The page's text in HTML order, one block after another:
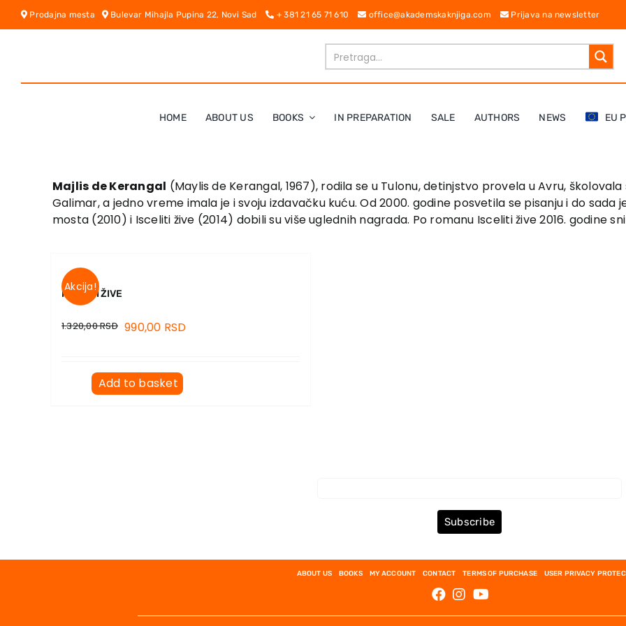
Skip
Prodajna mesta Bulevar Mihajla Pupina 22, Novi Sad + 381 21 65 71 610 office@akademskaknjiga.com Prijava na newsletter
HOME ABOUT US BOOKS IN PREPARATION SALE AUTHORS NEWS EU
Majlis de Kerangal (Maylis de Kerangal, 1967), rodila se u Tulonu, detinjstvo provela u Avru, školovala
Galimar, a jedno vreme imala je i svoju izdavačku kuću. Od 2000. godine posvetila se pisanju i do sada
mosta (2010) i Isceliti žive (2014) dobili su više uglednih nagrada. Po romanu Isceliti žive 2016. godine
Akcija!
ISCELITI ŽIVE
1.320,00RSD 990,00 RSD
Add to basket
Subscribe
ABOUT US BOOKS MY ACCOUNT CONTACT TERMS OF PURCHASE USER PRIVACY